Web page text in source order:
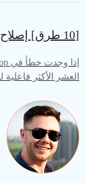
[10 طرق] إصلاح AirDrop لا يعمل على Mac تمامًا